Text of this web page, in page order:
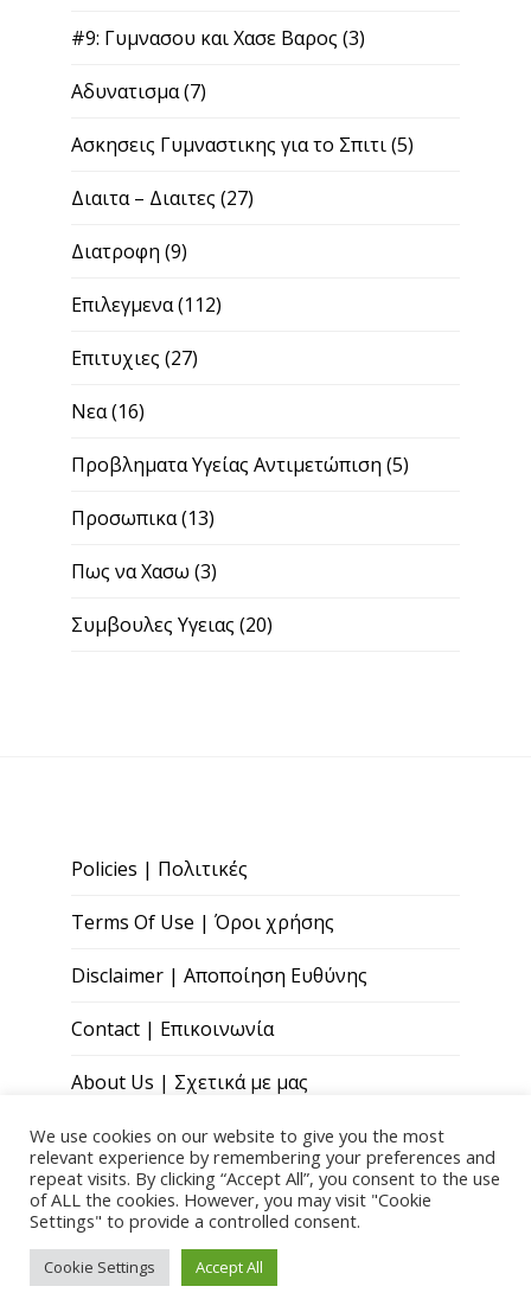
#9: Γυμνασου και Χασε Βαρος (3)
Αδυνατισμα(7)
Ασκησεις Γυμναστικης για το Σπιτι(5)
Διαιτα – Διαιτες (27)
Διατροφη (9)
Επιλεγμενα(112)
Επιτυχιες (27)
Νεα(16)
Προβληματα Υγείας Αντιμετώπιση (5)
Προσωπικα(13)
Πως να Χασω (3)
Συμβουλες Υγειας (20)
Policies | Πολιτικές
Terms Of Use | Όροι χρήσης
Disclaimer | Αποποίηση Ευθύνης
Contact | Επικοινωνία
About Us | Σχετικά με μας
Copyright © 2026 Paris Andreou Wellness
Theme byQuoatable
We use cookies on our website to give you the most
relevant experience by remembering your preferences and
repeat visits. By clicking “Accept All”, you consent to the use
of ALL the cookies. However, you may visit "Cookie
Settings" to provide a controlled consent.
Cookie Settings Accept All